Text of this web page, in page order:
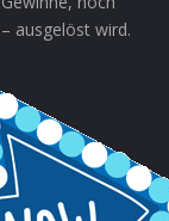
ausgelöst wird.